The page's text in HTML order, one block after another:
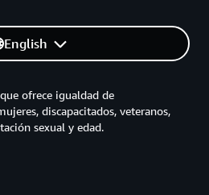
English
ofrece igualdad de
discapacitados, veteranos,
sexual y edad.